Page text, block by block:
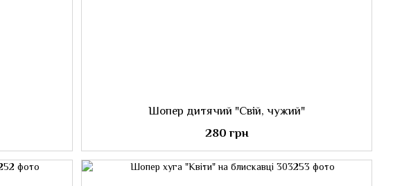
Шопер дитячий "Свій, чужий"
280 грн